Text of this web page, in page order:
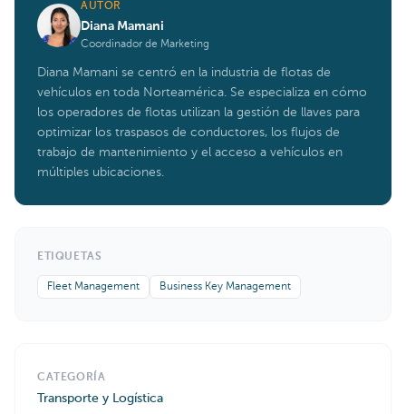
AUTOR
Diana Mamani
Coordinador de Marketing
Diana Mamani se centró en la industria de flotas de
vehículos en toda Norteamérica. Se especializa en cómo
los operadores de flotas utilizan la gestión de llaves para
optimizar los traspasos de conductores, los flujos de
trabajo de mantenimiento y el acceso a vehículos en
múltiples ubicaciones.
ETIQUETAS
Fleet Management Business Key Management
CATEGORÍA
Transporte y Logística